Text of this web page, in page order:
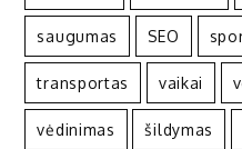
saugumas SEO
transportas vaikai
vėdinimas šildymas